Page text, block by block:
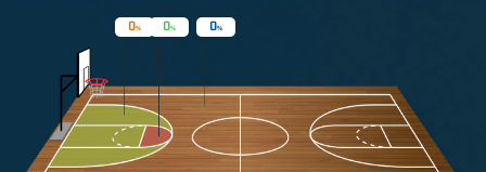
0
0 0